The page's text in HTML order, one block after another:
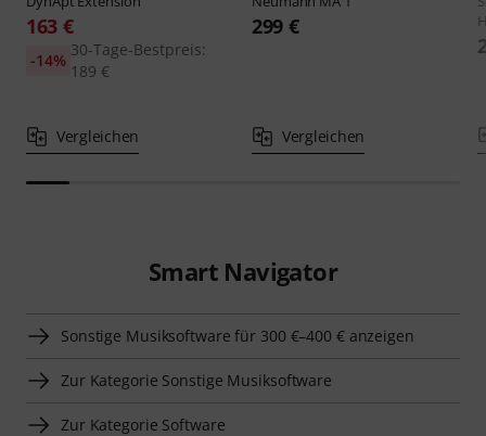
163 €
30-Tage-Bestpreis:
189 €
-14%
Vergleichen
299 €
Vergleichen
Smart Navigator
Sonstige Musiksoftware für 300 €–400 € anzeigen
Zur Kategorie Sonstige Musiksoftware
Zur Kategorie Software